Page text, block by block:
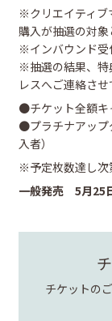
※クリエイティブ
購入が抽選の対象
※インバウンド受
※抽選の結果、特
レスへご連絡させ
●チケット全額キ
●プラチナアップ
入者）
※予定枚数達し次
一般発売 5月25
チケットの